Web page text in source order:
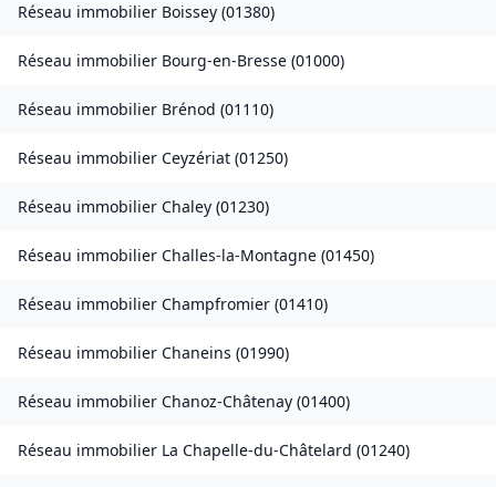
Réseau immobilier Boissey (01380)
Réseau immobilier Bourg-en-Bresse (01000)
Réseau immobilier Brénod (01110)
Réseau immobilier Ceyzériat (01250)
Réseau immobilier Chaley (01230)
Réseau immobilier Challes-la-Montagne (01450)
Réseau immobilier Champfromier (01410)
Réseau immobilier Chaneins (01990)
Réseau immobilier Chanoz-Châtenay (01400)
Réseau immobilier La Chapelle-du-Châtelard (01240)